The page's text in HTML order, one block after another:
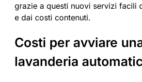
grazie a questi nuovi servizi facili
e dai costi contenuti.
Costi per avviare
lavanderia